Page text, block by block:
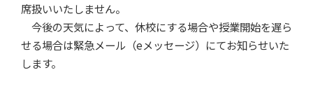
席扱いいたしません。
今後の天気によって、休校にする場合や授業開始を遅ら
せる場合は緊急メール（eメッセージ）にてお知らせいた
します。